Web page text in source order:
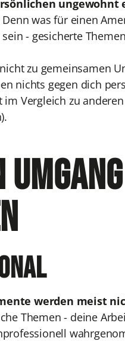
Denn was für einen
- gesicherte
zu gemeinsamen
nichts gegen dich
Vergleich zu
werden meist
Themen - deine